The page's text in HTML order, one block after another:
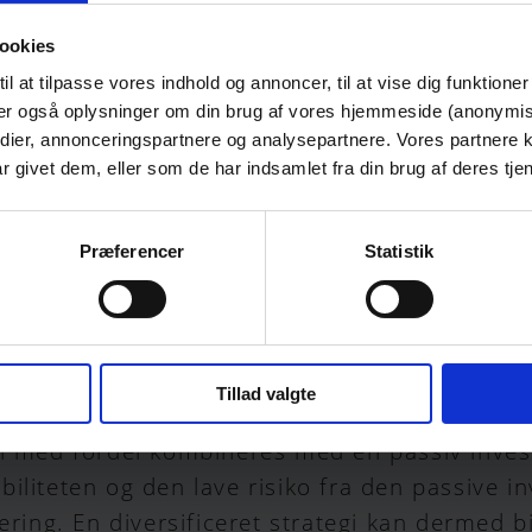
at tilpasse vores indhold og annoncer, til at vise dig
også oplysninger om din brug af vores hjemmeside
annonceringspartnere og analysepartnere. Vores partnere
givet dem, eller som de har indsamlet fra din brug af deres
Præferencer Statistik
Tillad valgte
investeringsstrategi
generelt større risici end en passiv
for høje afkast også større.
kræver det, at du har et
du vil placere dine penge i. At alliere
nødvendige erfaring og knowhow til at
derfor være en god løsning, hvis du
med fordel kombineres med en passiv
og den lave risiko fra den passive
En diversificeret strategi kan dermed